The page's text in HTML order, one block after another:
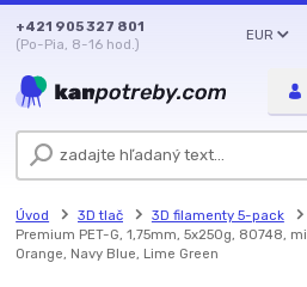
EUR
+421 905 327 801
(Po-Pia, 8-16 hod.)
Úvod 3D tlač 3D filamenty 5-pack
Premium PET-G, 1,75mm, 5x250g, 80748,
Orange, Navy Blue, Lime Green